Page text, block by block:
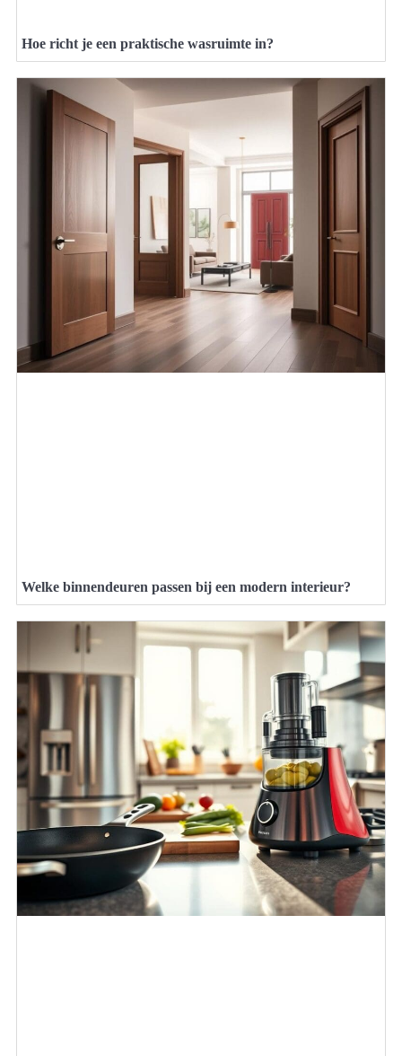
Hoe richt je een praktische wasruimte in?
Welke binnendeuren passen bij een modern interieur?